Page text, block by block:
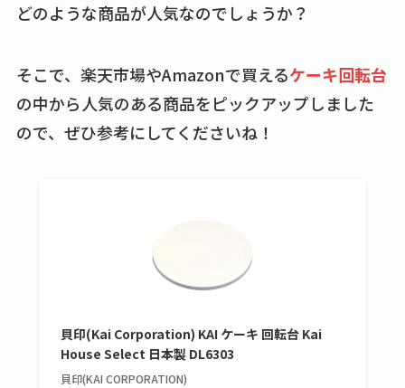
アクアテクトゲルが
こ？楽天・amazonで
買える？値段や手荒
れの口コミも調査
販も調査
てる？ロフトやハン
ズで買える？楽天や
どのような商品が人気なのでしょうか？
そこで、楽天市場やAmazonで買えるケーキ回転台
の中から人気のある商品をピックアップしました
ので、ぜひ参考にしてくださいね！
貝印(Kai Corporation) KAI ケーキ 回転台 Kai
House Select 日本製 DL6303
貝印(KAI CORPORATION)